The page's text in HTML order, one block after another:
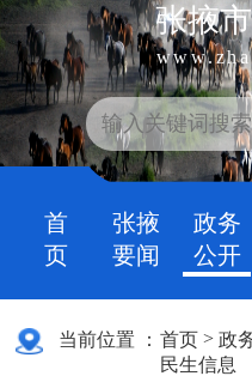
张掖
首
页
张掖
要闻
政务
公开
当前位置 ： 首页 >政
民生信息